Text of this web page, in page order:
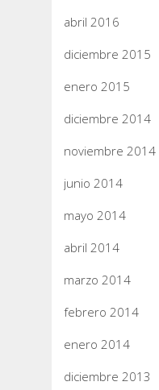
abril 2016
diciembre 2015
enero 2015
diciembre 2014
noviembre 2014
junio 2014
mayo 2014
abril 2014
marzo 2014
febrero 2014
enero 2014
diciembre 2013